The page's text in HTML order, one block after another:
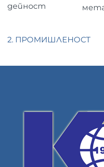
дейност
2. ПРОМИШЛЕНОСТ